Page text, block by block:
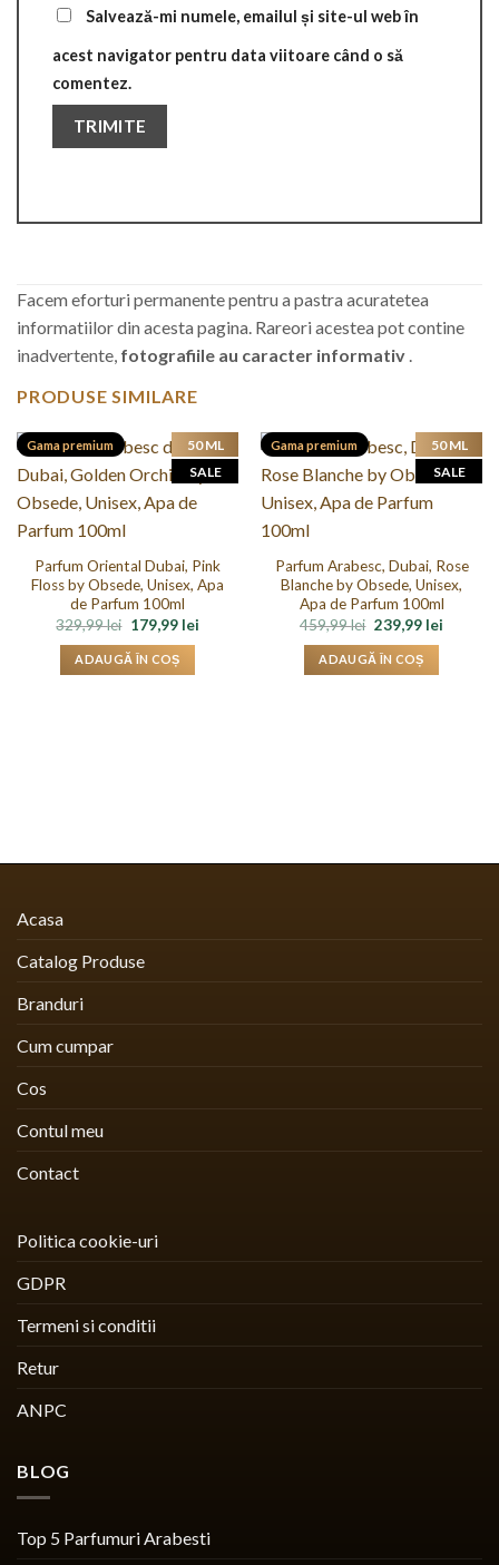
Salvează-mi numele, emailul și site-ul web în
acest navigator pentru data viitoare când o să
comentez.
Facem eforturi permanente pentru a pastra acuratetea
informatiilor din acesta pagina. Rareori acestea pot contine
inadvertente, fotografiile au caracter informativ .
PRODUSE SIMILARE
Parfum Oriental Dubai, Pink
Floss by Obsede, Unisex, Apa
de Parfum 100ml
329,99lei Prețul
inițial
a
fost:
179,99 leiPrețul
ADAUGĂ ÎN COȘ
Gama premium
50 ML
SALE
Parfum Arabesc, Dubai, Rose
Blanche by Obsede, Unisex,
Apa de Parfum 100ml
459,99lei Prețul
inițial
a
fost:
239,99 leiPrețul
ADAUGĂ ÎN COȘ
Gama premium
50 ML
SALE
Acasa
Catalog Produse
Branduri
Cum cumpar
Cos
Contul meu
Contact
Politica cookie-uri
GDPR
Termeni si conditii
Retur
ANPC
BLOG
Top 5 Parfumuri Arabesti